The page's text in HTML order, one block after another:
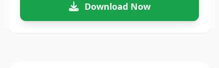
Download Now